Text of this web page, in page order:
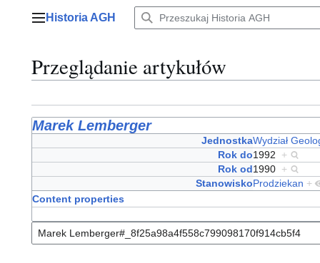
Menu główne
Historia AGH
Przeglądanie artykułów
Marek Lemberger
JednostkaWydział
Rok do1992
+
Rok od1990 +
StanowiskoProdziekan +
Content properties